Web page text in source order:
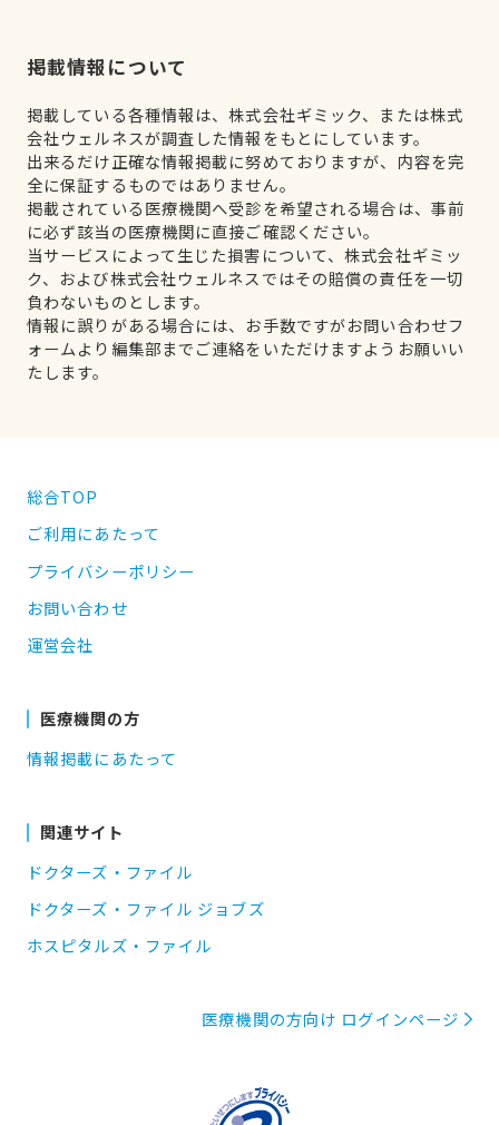
掲載情報について
掲載している各種情報は、株式会社ギミック、または株式
会社ウェルネスが調査した情報をもとにしています。
出来るだけ正確な情報掲載に努めておりますが、内容を完
全に保証するものではありません。
掲載されている医療機関へ受診を希望される場合は、事前
に必ず該当の医療機関に直接ご確認ください。
当サービスによって生じた損害について、株式会社ギミッ
ク、および株式会社ウェルネスではその賠償の責任を一切
負わないものとします。
情報に誤りがある場合には、お手数ですがお問い合わせフ
ォームより編集部までご連絡をいただけますようお願いい
たします。
総合TOP
ご利用にあたって
プライバシーポリシー
お問い合わせ
運営会社
医療機関の方
情報掲載にあたって
関連サイト
ドクターズ・ファイル
ドクターズ・ファイル ジョブズ
ホスピタルズ・ファイル
医療機関の方向け ログインページ